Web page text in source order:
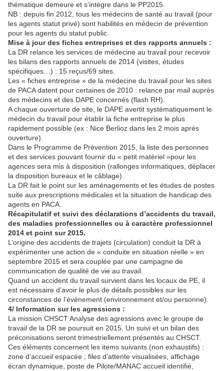
thématique demeure et s’intègre dans le PP2015.
NB : depuis fin 2012, tous les médecins de santé au travail (pour
les agents statut privé) sont habilités en médecin de prévention
pour les agents du statut public.
Mise à jour des fiches entreprises et des rapports annuels :
La DR relance les services de médecine au travail pour recevoir
les bilans des rapports annuels de 2014 (visites, études
spécifiques…) : 15 reçus/69 sites.
Les « fiches entreprise » de la médecine du travail pour les sites
de PACA datent pour certaines de 2010 : relance par mail auprès
des médecins et des DAPE concernés (flash RH).
A chaque ouverture de site, le DAPE avertit systématiquement le
médecin du travail pour établir la fiche entreprise le plus
rapidement possible (ex : Nice Berlioz dans les 2 mois après
ouverture).
Dans le Programme de Prévention 2015, la liste des personnes
et des services pouvant fournir du « petit matériel »pour les
agences sera mis à disposition (rallonges informatiques, déplacer
la disposition bureaux et le câblage).
La DR fait le point sur les aménagements et les études de postes
suite aux prescriptions médicales et la situation de handicap des
agents en PACA.
Récapitulatif et suivi des déclarations d’accidents du travail,
des maladies professionnelles ou à caractère professionnel
2014 et point sur 2015.
L’origine des accidents de trajets (circulation) conduit la DR à
expérimenter une action de « conduite en situation réelle » en
septembre 2015 et sera couplée par une campagne de
communication de qualité de vie au travail.
Quand un accident du travail survient dans les locaux de PE, il
est nécessaire d’avoir le plus de détails possibles sur les
circonstances de l’évènement (environnement et/ou personne).
4/ Information sur les agressions :
La mission CHSCT Analyse des agressions avec le groupe de
travail de la DR se poursuit en 2015. Un suivi et un bilan des
préconisations seront trimestriellement présentés au CHSCT.
Ces éléments concernent les items suivants (non exhaustifs) :
zone d’accueil espacée ; files d’attente visualisées, affichage
écran dynamique, poste de Pilote/MANAC accueil identifié,